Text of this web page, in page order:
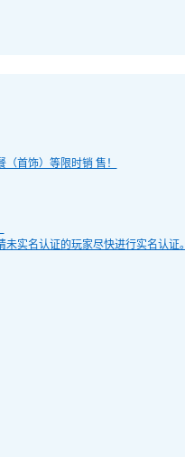
首饰）等限时销 售！
实名认证的玩家尽快进行实名认证。